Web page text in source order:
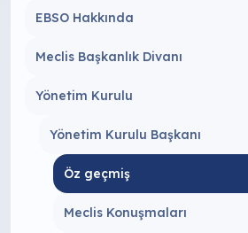
EBSO Hakkında
Meclis Başkanlık Divanı
Yönetim Kurulu
Yönetim Kurulu Başkanı
Öz geçmiş
Meclis Konuşmaları